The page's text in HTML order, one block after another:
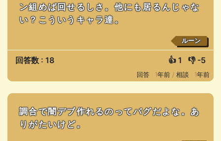
ン組めば回せるしさ。他にも居るんじゃな
い？こういうキャラ達。
ルーン
回答数 : 18 👍 1 👎 -5
回答 : 1年前 / 相談 : 1年前
調合で闇デブ作れるのってバグだよな。あ
りがたいけど。